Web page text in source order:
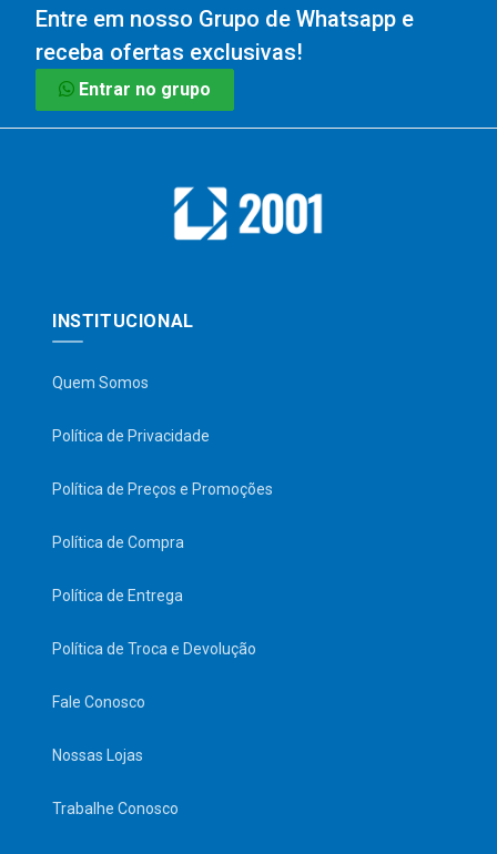
Entre em nosso Grupo de Whatsapp e
receba ofertas exclusivas!
Entrar no grupo
INSTITUCIONAL
Quem Somos
Política de Privacidade
Política de Preços e Promoções
Política de Compra
Política de Entrega
Política de Troca e Devolução
Fale Conosco
Nossas Lojas
Trabalhe Conosco